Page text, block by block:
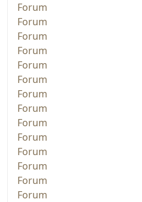
Forum
Forum
Forum
Forum
Forum
Forum
Forum
Forum
Forum
Forum
Forum
Forum
Forum
Forum